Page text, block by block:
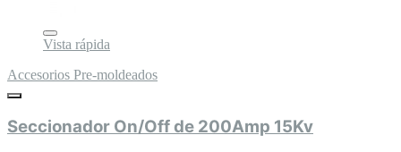
Vista rápida
Accesorios Pre-moldeados
Seccionador On/Off de 200Amp 15Kv